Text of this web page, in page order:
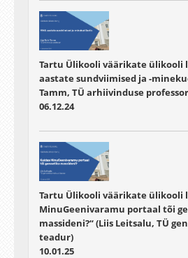
Tartu Ülikooli väärikate ülikooli
aastate sundviimised ja -
Tamm, TÜ arhiivinduse
06.12.24
Tartu Ülikooli väärikate ülikooli
MinuGeenivaramu portaal tõi
massideni?“ (Liis Leitsalu, TÜ
teadur)
10.01.25